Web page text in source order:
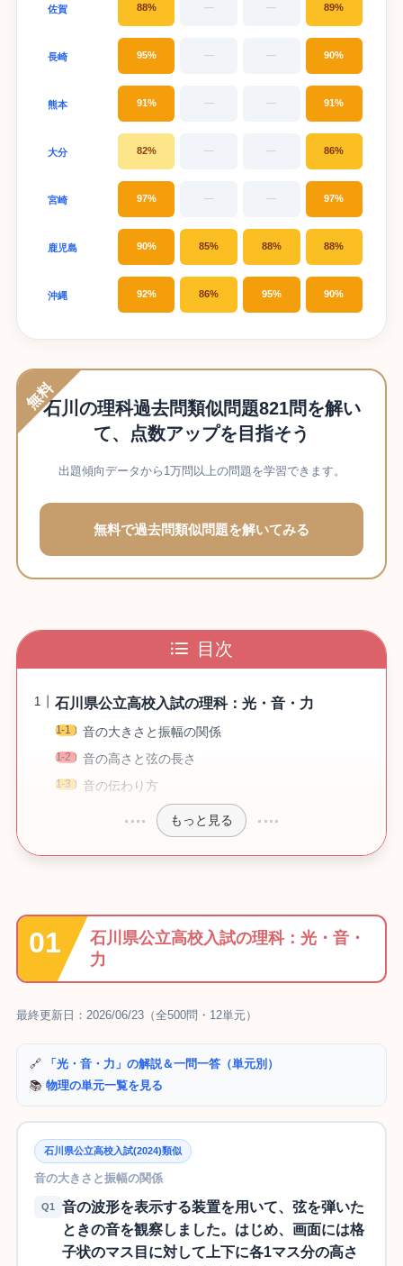
佐賀 88% — — 89%
長崎 95% — — 90%
熊本 91% — — 91%
大分 82% — — 86%
宮崎 97% — — 97%
鹿児島 90% 85% 88% 88%
沖縄 92% 86% 95% 90%
無料石川の理科過去問類似問題821問を解い
て、点数アップを目指そう
出題傾向データから1万問以上の問題を学習できます。
無料で過去問類似問題を解いてみる
目次
石川県公立高校入試の理科：光・音・力
音の大きさと振幅の関係
音の高さと弦の長さ
音の伝わり方
もっと見る
石川県公立高校入試の理科：光・音・
力
最終更新日：2026/06/23（全500問・12単元）
🔗
「光・音・力」の解説＆一問一答（単元別）
📚 物理の単元一覧を見る
石川県公立高校入試(2024)類似
音の大きさと振幅の関係
Q1
音の波形を表示する装置を用いて、弦を弾いた
ときの音を観察しました。はじめ、画面には格
子状のマス目に対して上下に各1マス分の高さ